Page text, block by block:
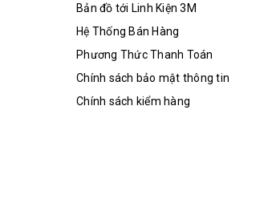
Bản đồ tới Linh Kiện 3M
Hệ Thống Bán Hàng
Phương Thức Thanh Toán
Chính sách bảo mật thông tin
Chính sách kiểm hàng